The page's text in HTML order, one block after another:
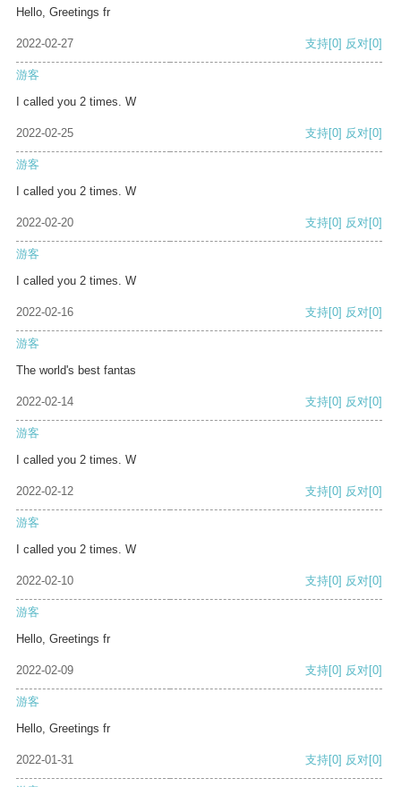
Hello, Greetings fr
2022-02-27 支持[0] 反对[0]
游客
I called you 2 times. W
2022-02-25 支持[0] 反对[0]
游客
I called you 2 times. W
2022-02-20 支持[0] 反对[0]
游客
I called you 2 times. W
2022-02-16 支持[0] 反对[0]
游客
The world's best fantas
2022-02-14 支持[0] 反对[0]
游客
I called you 2 times. W
2022-02-12 支持[0] 反对[0]
游客
I called you 2 times. W
2022-02-10 支持[0] 反对[0]
游客
Hello, Greetings fr
2022-02-09 支持[0] 反对[0]
游客
Hello, Greetings fr
2022-01-31 支持[0] 反对[0]